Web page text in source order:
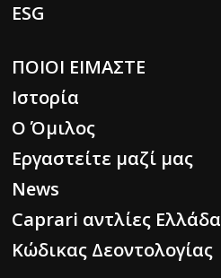
ESG
ΠΟΙΟΙ ΕΙΜΑΣΤΕ
Ιστορία
Ο Όμιλος
Εργαστείτε μαζί μας
News
Caprari αντλίες Ελλάδα
Κώδικας Δεοντολογίας